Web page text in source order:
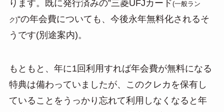
ります。既に発行済みの”三菱UFJカード(一般ラン
ク)“の年会費についても、今後永年無料化されるそ
うです(別途案内)。
もともと、年に1回利用すれば年会費が無料になる
特典は備わっていましたが、このクレカを保有し
ていることをうっかり忘れて利用しなくなると年